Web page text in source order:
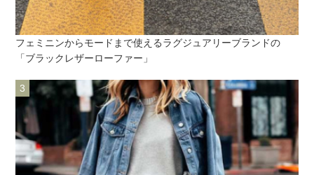
フェミニンからモードまで使えるラグジュアリーブランドの
「ブラックレザーローファー」